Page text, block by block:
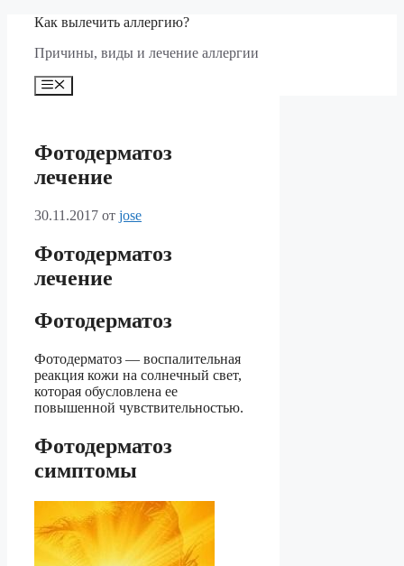
Перейти
содержимому
Как вылечить аллергию?
Причины, виды и лечение аллергии
Меню
Фотодерматоз
лечение
30.11.2017 от jose
Фотодерматоз
лечение
Фотодерматоз
Фотодерматоз — воспалительная
реакция кожи на солнечный свет,
которая обусловлена ее
повышенной чувствительностью.
Фотодерматоз
симптомы